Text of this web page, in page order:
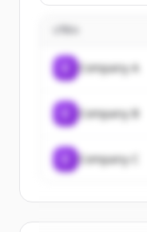
Company A
Company B
Company C